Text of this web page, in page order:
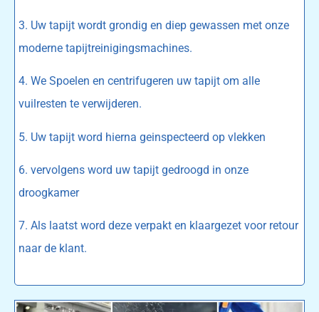
3. Uw tapijt wordt grondig en diep gewassen met onze
moderne tapijtreinigingsmachines.
4. We Spoelen en centrifugeren uw tapijt om alle
vuilresten te verwijderen.
5. Uw tapijt word hierna geinspecteerd op vlekken
6. vervolgens word uw tapijt gedroogd in onze
droogkamer
7. Als laatst word deze verpakt en klaargezet voor retour
naar de klant.